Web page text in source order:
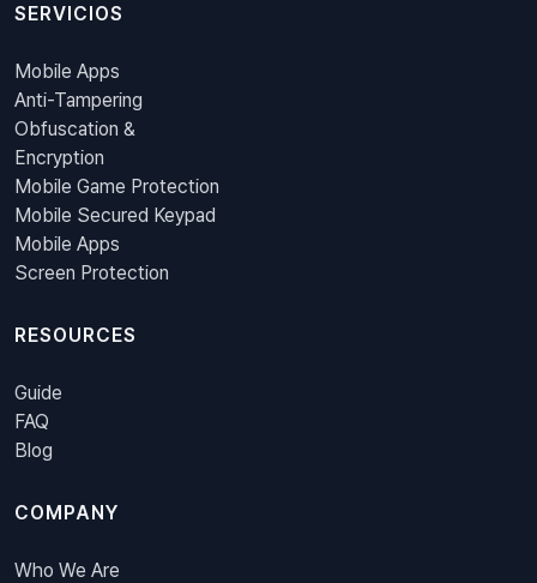
SERVICIOS
Mobile Apps
Anti-Tampering
Obfuscation &
Encryption
Mobile Game Protection
Mobile Secured Keypad
Mobile Apps
Screen Protection
RESOURCES
Guide
FAQ
Blog
COMPANY
Who We Are